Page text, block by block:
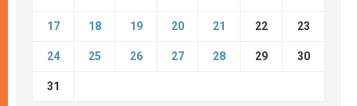
17 18 19 20 21 22 23
24 25 26 27 28 29 30
31